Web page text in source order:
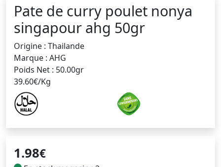
Pate de curry poulet nonya
singapour ahg 50gr
Origine : Thailande
Marque : AHG
Poids Net : 50.00gr
39.60€/Kg
1.98€